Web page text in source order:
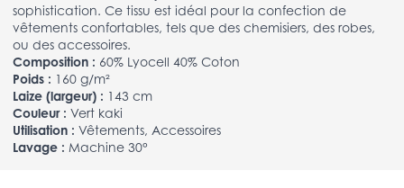
sophistication. Ce tissu est idéal pour la confection de
vêtements confortables, tels que des chemisiers, des robes,
ou des accessoires.
Composition : 60% Lyocell 40% Coton
Poids : 160 g/m²
Laize (largeur) : 143 cm
Couleur : Vert kaki
Utilisation : Vêtements, Accessoires
Lavage : Machine 30°